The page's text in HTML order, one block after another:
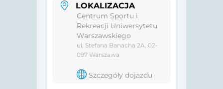
LOKALIZACJA
Centrum Sportu i
Rekreacji Uniwersytetu
Warszawskiego
ul. Stefana Banacha 2A, 02-
097 Warszawa
Szczegóły dojazdu